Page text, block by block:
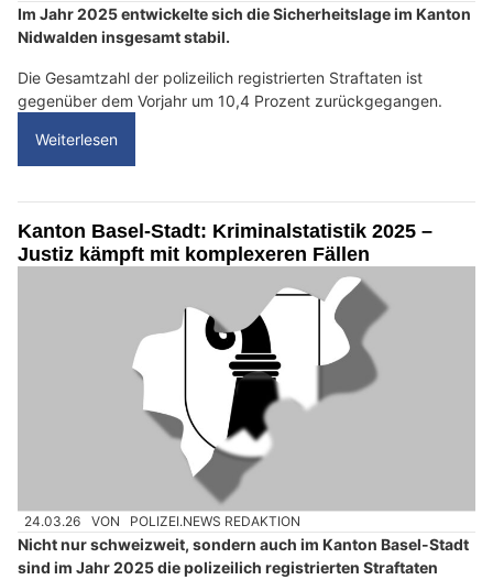
Im Jahr 2025 entwickelte sich die Sicherheitslage im Kanton
Nidwalden insgesamt stabil.
Die Gesamtzahl der polizeilich registrierten Straftaten ist
gegenüber dem Vorjahr um 10,4 Prozent zurückgegangen.
Weiterlesen
Kanton Basel-Stadt: Kriminalstatistik 2025 –
Justiz kämpft mit komplexeren Fällen
24.03.26 VON POLIZEI.NEWS REDAKTION
Nicht nur schweizweit, sondern auch im Kanton Basel-Stadt
sind im Jahr 2025 die polizeilich registrierten Straftaten